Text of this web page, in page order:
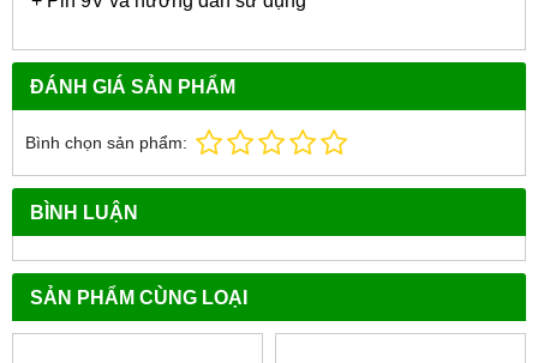
ĐÁNH GIÁ SẢN PHẨM
Bình chọn sản phẩm:
BÌNH LUẬN
SẢN PHẨM CÙNG LOẠI